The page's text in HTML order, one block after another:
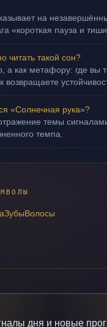
на
«короткая пауза и
читать такой сон?
а как метафору: где вы
возвращаете
«Солнечная рука»?
темы
темпа.
ЗубыВолосы
дня и новые